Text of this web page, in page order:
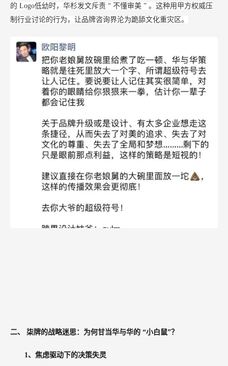
的 Logo低幼时，华杉发文斥责 “ 不懂审美 ” 。这种用甲方权威压
制行业讨论的行为，让品牌咨询界沦为跪舔文化重灾区。
二、 柒牌的战略迷思：为何甘当华与华的 “小白鼠”？
1、焦虑驱动下的决策失灵